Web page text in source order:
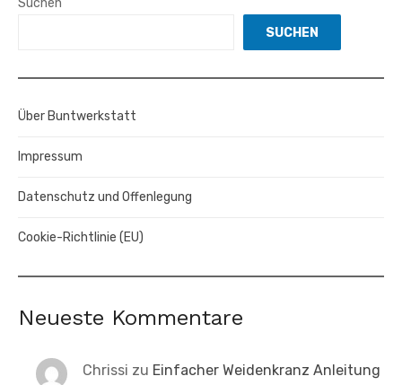
SUCHEN
Über Buntwerkstatt
Impressum
Datenschutz und Offenlegung
Cookie-Richtlinie (EU)
Neueste Kommentare
Chrissi zu Einfacher Weidenkranz Anleitung